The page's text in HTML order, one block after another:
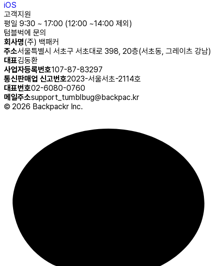
iOS
고객지원
평일 9:30 ~ 17:00 (12:00 ~14:00 제외)
텀블벅에 문의
회사명(주) 백패커
주소서울특별시 서초구 서초대로 398, 20층(서초동, 그레이츠 강남)
대표김동환
사업자등록번호107-87-83297
통신판매업 신고번호2023-서울서초-2114호
대표번호02-6080-0760
메일주소support_tumblbug@backpac.kr
© 2026 Backpackr Inc.